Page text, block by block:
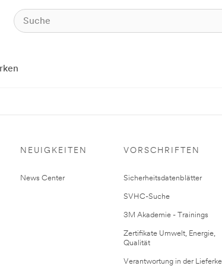
NEUIGKEITEN
News Center
VORSCHRIFTEN
Sicherheitsdatenblätter
SVHC-Suche
3M Akademie - Trainings
Zertifikate Umwelt, Energie,
Qualität
Verantwortung in der